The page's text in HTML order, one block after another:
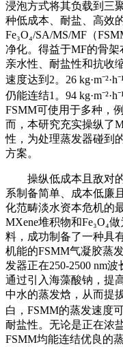
浸泡方式将其负载到三
种低成本、耐盐、高效
Fe₃O₄/SA/MS/MF（
净化。得益于MF的骨
亲水性、耐盐性和抗收
速度达到2。26
仍能连结1。94
FSMM可使用于多种，
而，本研究充实操纵了
性，为处理蒸发器碰到
方案。
操纵低成本且敌对的
系制备简单、成本低廉
化范畴淡水资本危机的
MXene堆积物和Fe₃O₄
料，成功制备了一种具
机能的FSMM气凝胶蒸
发器正在250-2500 nm
通过引入海藻酸钠，提
中水的蒸发焓，从而提
白，FSMM的蒸发速度可
耐盐性。无论是正在浓
FSMM均能连结优良的